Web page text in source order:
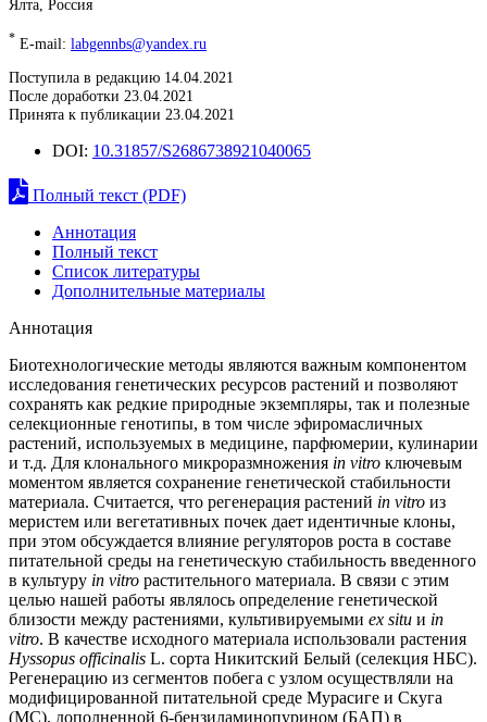
Ялта, Россия
* E-mail: labgennbs@yandex.ru
Поступила в редакцию 14.04.2021
После доработки 23.04.2021
Принята к публикации 23.04.2021
DOI: 10.31857/S2686738921040065
Полный текст (PDF)
Аннотация
Полный текст
Список литературы
Дополнительные материалы
Аннотация
Биотехнологические методы являются важным компонентом
исследования генетических ресурсов растений и позволяют
сохранять как редкие природные экземпляры, так и полезные
селекционные генотипы, в том числе эфиромасличных
растений, используемых в медицине, парфюмерии, кулинарии
и т.д. Для клонального микроразмножения in vitro ключевым
моментом является сохранение генетической стабильности
материала. Считается, что регенерация растений in vitro из
меристем или вегетативных почек дает идентичные клоны,
при этом обсуждается влияние регуляторов роста в составе
питательной среды на генетическую стабильность введенного
в культуру in vitro растительного материала. В связи с этим
целью нашей работы являлось определение генетической
близости между растениями, культивируемыми ex situ и in
vitro. В качестве исходного материала использовали растения
Hyssopus officinalis L. сорта Никитский Белый (селекция НБС).
Регенерацию из сегментов побега с узлом осуществляли на
модифицированной питательной среде Мурасиге и Скуга
(МС), дополненной 6-бензиламинопурином (БАП) в